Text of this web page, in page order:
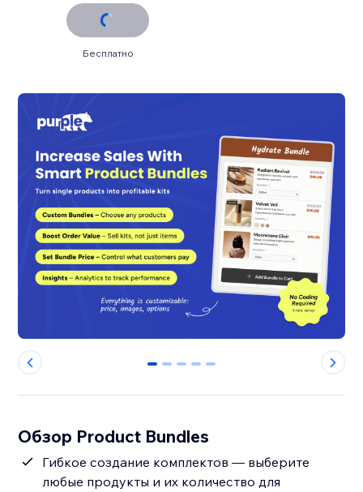
Бесплатно
0 1 2 3 4
Обзор Product Bundles
Гибкое создание комплектов — выберите
любые продукты и их количество для